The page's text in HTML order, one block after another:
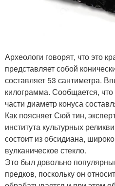
Археологи говорят, что это
представляет собой
составляет 53 сантиметра.
килограмма. Сообщается,
части диаметр конуса
Как поясняет Сюй тин,
института культурных
состоит из обсидиана,
вулканическое стекло.
Это был довольно
предков, поскольку он